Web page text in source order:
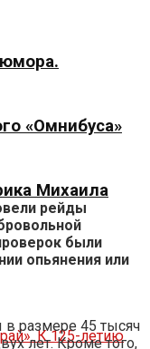
«Омнибуса»
Михаила
рейды
были
опьянения или
размере 45 тысяч
лет. Кроме того,